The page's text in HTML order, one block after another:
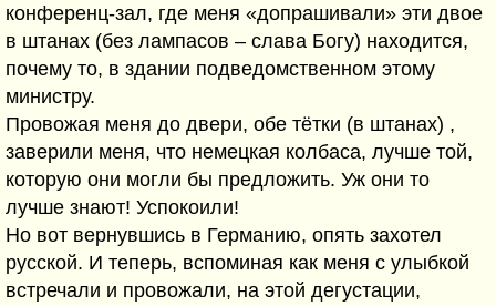
конференц-зал, где меня «допрашивали» эти двое
в штанах (без лампасов – слава Богу) находится,
почему то, в здании подведомственном этому
министру.
Провожая меня до двери, обе тётки (в штанах) ,
заверили меня, что немецкая колбаса, лучше той,
которую они могли бы предложить. Уж они то
лучше знают! Успокоили!
Но вот вернувшись в Германию, опять захотел
русской. И теперь, вспоминая как меня с улыбкой
встречали и провожали, на этой дегустации,